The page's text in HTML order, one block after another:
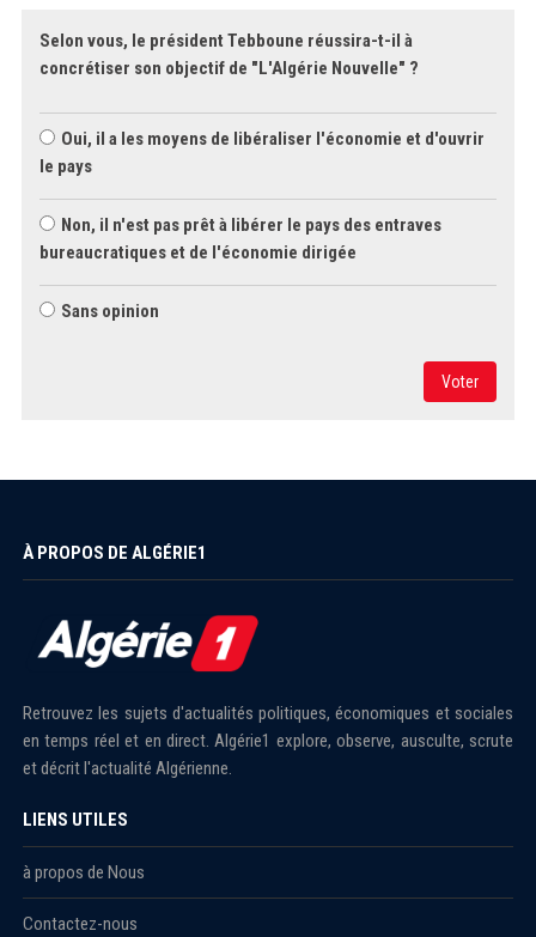
Selon vous, le président Tebboune réussira-t-il à
concrétiser son objectif de "L'Algérie Nouvelle" ?
Oui, il a les moyens de libéraliser l'économie et d'ouvrir
le pays
Non, il n'est pas prêt à libérer le pays des entraves
bureaucratiques et de l'économie dirigée
Sans opinion
Voter
À PROPOS DE ALGÉRIE1
Retrouvez les sujets d'actualités politiques, économiques et sociales
en temps réel et en direct. Algérie1 explore, observe, ausculte, scrute
et décrit l'actualité Algérienne.
LIENS UTILES
à propos de Nous
Contactez-nous